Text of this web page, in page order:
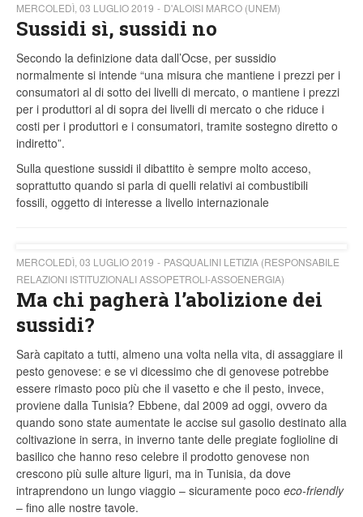
MERCOLEDÌ, 03 LUGLIO 2019 D'ALOISI MARCO (UNEM)
Sussidi sì, sussidi no
Secondo la definizione data dall’Ocse, per sussidio
normalmente si intende “una misura che mantiene i prezzi per i
consumatori al di sotto dei livelli di mercato, o mantiene i prezzi
per i produttori al di sopra dei livelli di mercato o che riduce i
costi per i produttori e i consumatori, tramite sostegno diretto o
indiretto”.
Sulla questione sussidi il dibattito è sempre molto acceso,
soprattutto quando si parla di quelli relativi ai combustibili
fossili, oggetto di interesse a livello internazionale
MERCOLEDÌ, 03 LUGLIO 2019
PASQUALINI LETIZIA (RESPONSABILE
RELAZIONI ISTITUZIONALI ASSOPETROLI-ASSOENERGIA)
Ma chi pagherà l’abolizione dei
sussidi?
Sarà capitato a tutti, almeno una volta nella vita, di assaggiare il
pesto genovese: e se vi dicessimo che di genovese potrebbe
essere rimasto poco più che il vasetto e che il pesto, invece,
proviene dalla Tunisia? Ebbene, dal 2009 ad oggi, ovvero da
quando sono state aumentate le accise sul gasolio destinato alla
coltivazione in serra, in inverno tante delle pregiate foglioline di
basilico che hanno reso celebre il prodotto genovese non
crescono più sulle alture liguri, ma in Tunisia, da dove
intraprendono un lungo viaggio – sicuramente poco eco-friendly
– fino alle nostre tavole.